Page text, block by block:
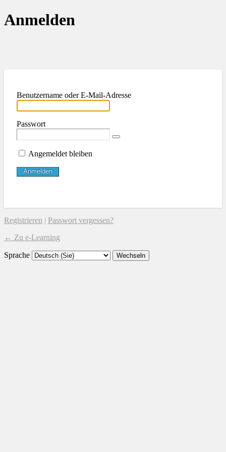
Anmelden
Benutzername oder E-Mail-Adresse
Passwort
Angemeldet bleiben
Registrieren | Passwort vergessen?
← Zu e-Learning
Sprache